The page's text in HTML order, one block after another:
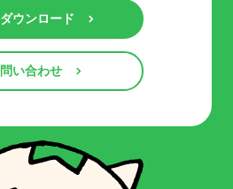
ウンロード
い合わせ